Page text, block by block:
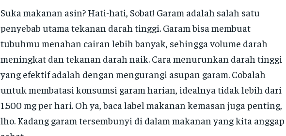
Suka makanan asin? Hati-hati, Sobat! Garam adalah salah satu
penyebab utama tekanan darah tinggi. Garam bisa membuat
tubuhmu menahan cairan lebih banyak, sehingga volume darah
meningkat dan tekanan darah naik. Cara menurunkan darah tinggi
yang efektif adalah dengan mengurangi asupan garam. Cobalah
untuk membatasi konsumsi garam harian, idealnya tidak lebih dari
1.500 mg per hari. Oh ya, baca label makanan kemasan juga penting,
lho. Kadang garam tersembunyi di dalam makanan yang kita anggap